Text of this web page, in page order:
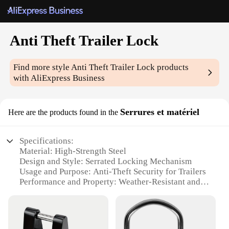
Anti Theft Trailer Lock
Find more styleAnti Theft Trailer Lock products
with AliExpress Business
Here are the products found in the Serrures et matériel
Specifications:
Material: High-Strength Steel
Design and Style: Serrated Locking Mechanism
Usage and Purpose: Anti-Theft Security for Trailers
Performance and Property: Weather-Resistant and
Shape and Size: Compact and Portable
Quantity: Available in Sets